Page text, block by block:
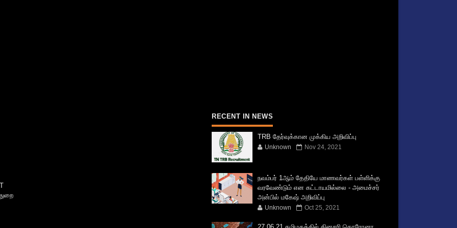
RECENT IN NEWS
TRB தேர்வுக்கான முக்கிய அறிவிப்பு
Unknown Nov 24, 2021
நவம்பர் 1ஆம் தேதியே மாணவர்கள் பள்ளிக்கு
வரவேண்டும் என கட்டாயமில்லை - அமைச்சர்
அன்பில் மகேஷ் அறிவிப்பு
Unknown Oct 25, 2021